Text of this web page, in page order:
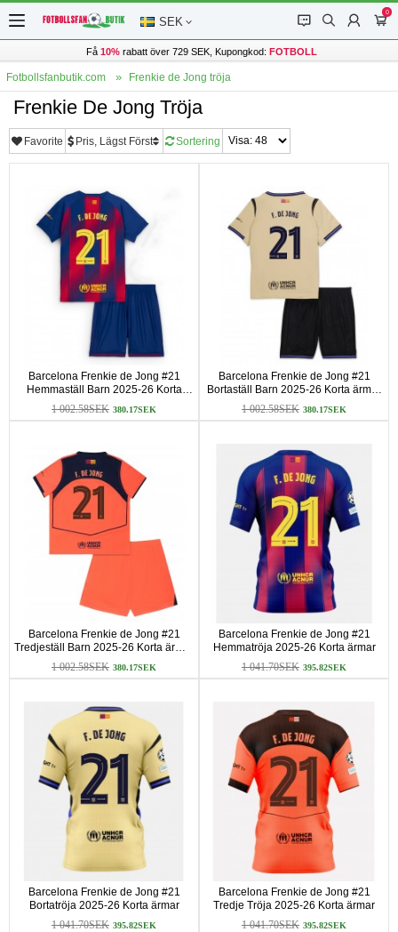
SEK 󰂱 󰂨 󰃳
0
󰃦
Få 10%rabatt över 729 SEK, Kupongkod: FOTBOLL
Fotbollsfanbutik.com Frenkie de Jong tröja
Frenkie De Jong Tröja
Favorite Pris, Lägst Först Sortering
Barcelona Frenkie de Jong #21
Hemmaställ Barn 2025-26 Korta
ärmar (+ Korta byxor)
1 002.58SEK 380.17SEK
Barcelona Frenkie de Jong #21
Bortaställ Barn 2025-26 Korta ärmar
(+ Korta byxor)
1 002.58SEK 380.17SEK
Barcelona Frenkie de Jong #21
Tredjeställ Barn 2025-26 Korta ärmar
(+ Korta byxor)
1 002.58SEK 380.17SEK
Barcelona Frenkie de Jong #21
Hemmatröja 2025-26 Korta ärmar
1 041.70SEK 395.82SEK
Barcelona Frenkie de Jong #21
Bortatröja 2025-26 Korta ärmar
1 041.70SEK 395.82SEK
Barcelona Frenkie de Jong #21
Tredje Tröja 2025-26 Korta ärmar
1 041.70SEK 395.82SEK